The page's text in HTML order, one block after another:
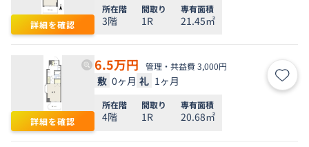
詳細を確認
所在階
3階
間取り
1R
専有面積
21.45㎡
詳細を確認
6.5万円 管理・共益費 3,000円
敷 0ヶ月 礼 1ヶ月 お気
所在階
4階
間取り
1R
専有面積
20.68㎡